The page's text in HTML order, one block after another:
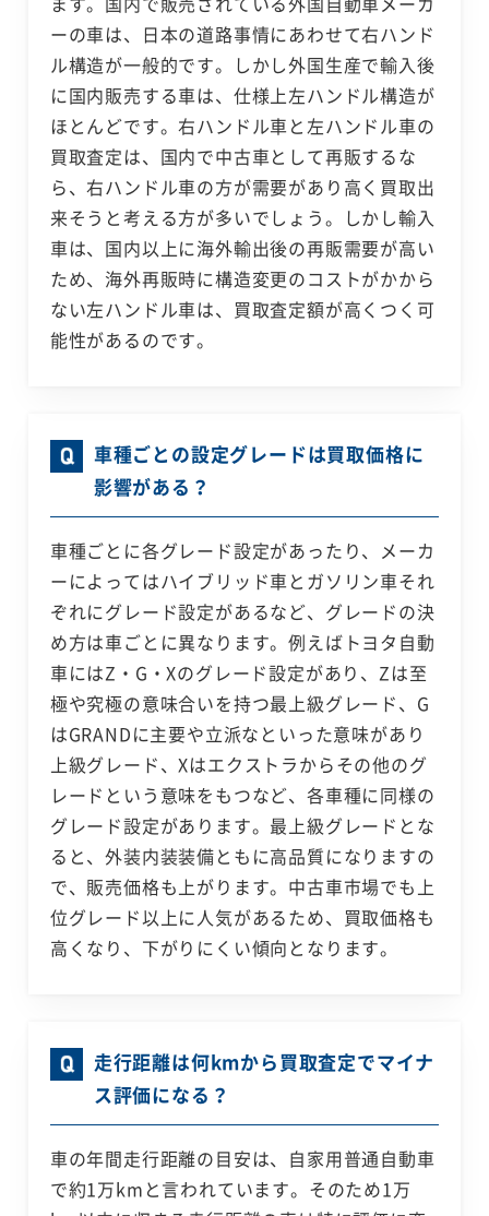
ーの車は、日本の道路事情にあわせて右ハンド
ル構造が一般的です。しかし外国生産で輸入後
に国内販売する車は、仕様上左ハンドル構造が
ほとんどです。右ハンドル車と左ハンドル車の
買取査定は、国内で中古車として再販するな
ら、右ハンドル車の方が需要があり高く買取出
来そうと考える方が多いでしょう。しかし輸入
車は、国内以上に海外輸出後の再販需要が高い
ため、海外再販時に構造変更のコストがかから
ない左ハンドル車は、買取査定額が高くつく可
能性があるのです。
車種ごとの設定グレードは買取価格に
影響がある？
車種ごとに各グレード設定があったり、メーカ
ーによってはハイブリッド車とガソリン車それ
ぞれにグレード設定があるなど、グレードの決
め方は車ごとに異なります。例えばトヨタ自動
車にはZ・G・Xのグレード設定があり、Zは至
極や究極の意味合いを持つ最上級グレード、G
はGRANDに主要や立派なといった意味があり
上級グレード、Xはエクストラからその他のグ
レードという意味をもつなど、各車種に同様の
グレード設定があります。最上級グレードとな
ると、外装内装装備ともに高品質になりますの
で、販売価格も上がります。中古車市場でも上
位グレード以上に人気があるため、買取価格も
高くなり、下がりにくい傾向となります。
走行距離は何kmから買取査定でマイナ
ス評価になる？
車の年間走行距離の目安は、自家用普通自動車
で約1万kmと言われています。そのため1万